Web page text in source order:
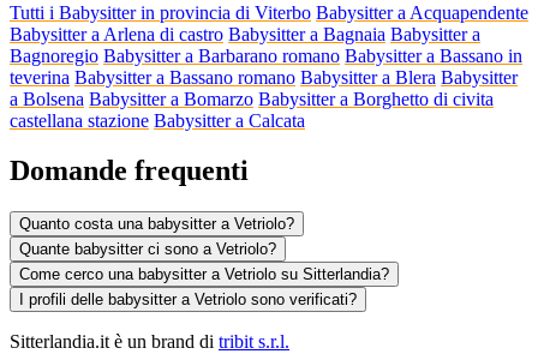
Tutti i Babysitter in provincia di Viterbo Babysitter a Acquapendente
Babysitter a Arlena di castro Babysitter a Bagnaia Babysitter a
Bagnoregio Babysitter a Barbarano romano Babysitter a Bassano in
teverina Babysitter a Bassano romano Babysitter a Blera Babysitter
a Bolsena Babysitter a Bomarzo Babysitter a Borghetto di civita
castellana stazione Babysitter a Calcata
Domande frequenti
Quanto costa una babysitter a Vetriolo?
Quante babysitter ci sono a Vetriolo?
Come cerco una babysitter a Vetriolo su Sitterlandia?
I profili delle babysitter a Vetriolo sono verificati?
Sitterlandia.it è un brand di tribit s.r.l.